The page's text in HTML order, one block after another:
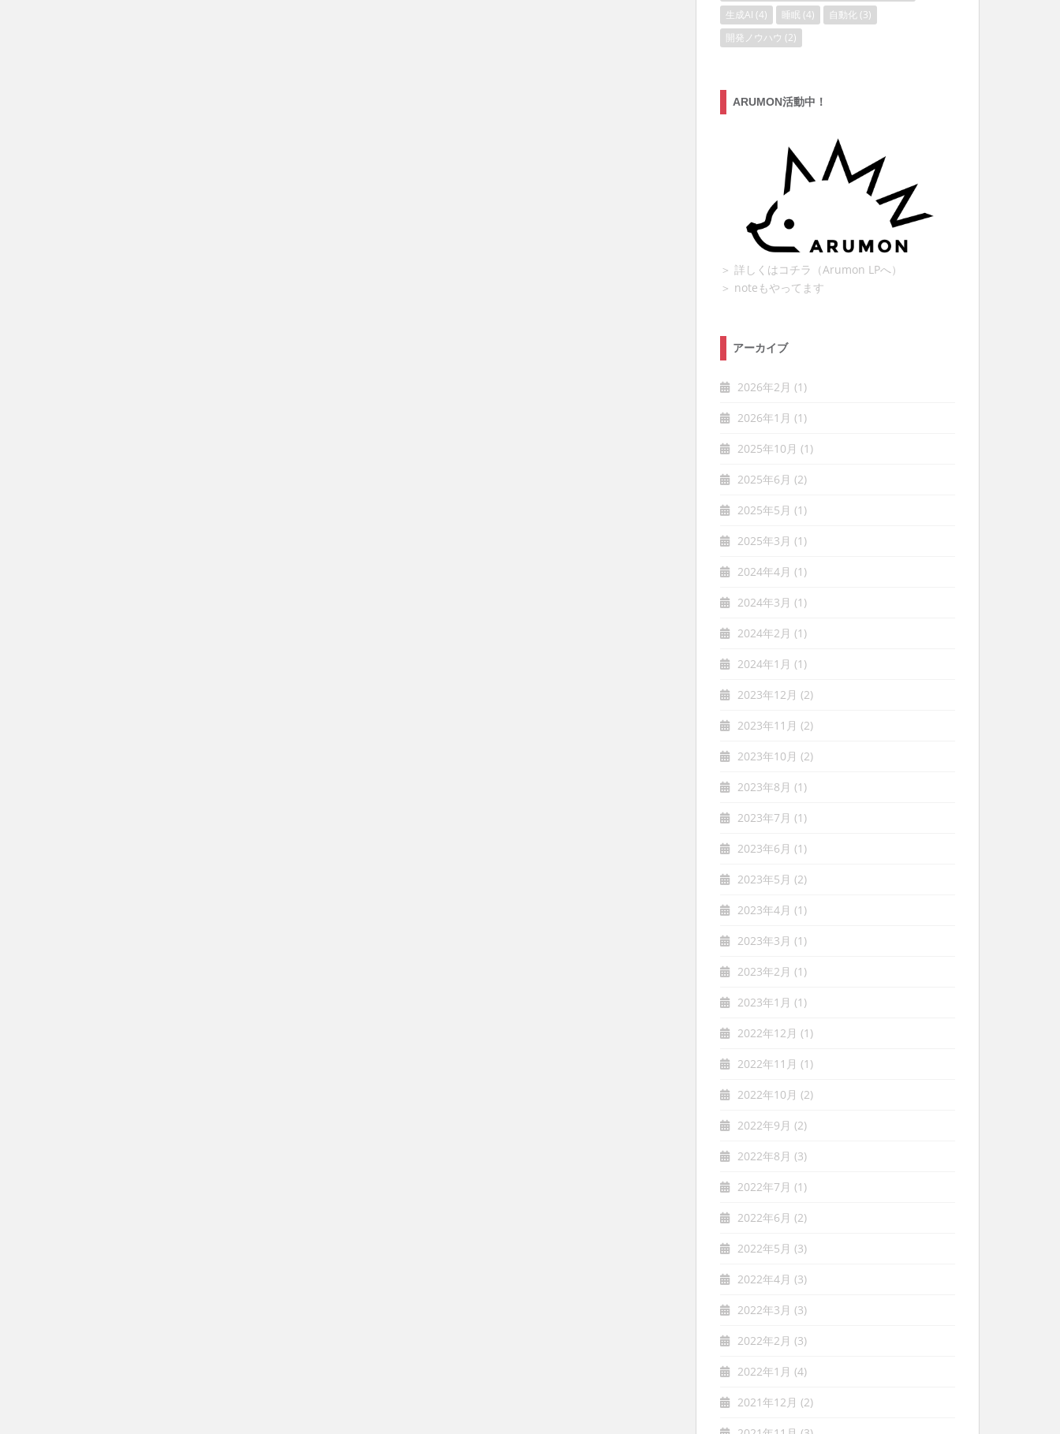
生成AI (4) 睡眠 (4) 自動化 (3)
開発ノウハウ (2)
ARUMON活動中！
＞ 詳しくはコチラ（Arumon LPへ）
＞ noteもやってます
アーカイブ
2026年2月 (1)
2026年1月 (1)
2025年10月 (1)
2025年6月 (2)
2025年5月 (1)
2025年3月 (1)
2024年4月 (1)
2024年3月 (1)
2024年2月 (1)
2024年1月 (1)
2023年12月 (2)
2023年11月 (2)
2023年10月 (2)
2023年8月 (1)
2023年7月 (1)
2023年6月 (1)
2023年5月 (2)
2023年4月 (1)
2023年3月 (1)
2023年2月 (1)
2023年1月 (1)
2022年12月 (1)
2022年11月 (1)
2022年10月 (2)
2022年9月 (2)
2022年8月 (3)
2022年7月 (1)
2022年6月 (2)
2022年5月 (3)
2022年4月 (3)
2022年3月 (3)
2022年2月 (3)
2022年1月 (4)
2021年12月 (2)